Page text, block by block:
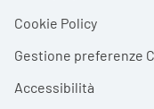
Cookie Policy
Gestione preferenze
Accessibilità